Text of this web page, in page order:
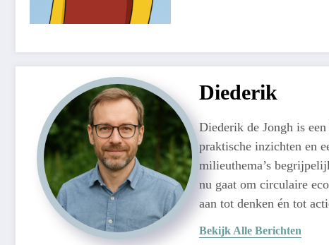
Diederik
Diederik de Jongh is
praktische inzichten en
milieuthema’s
nu gaat om circulaire
aan tot denken én tot
Bekijk Alle Berichten